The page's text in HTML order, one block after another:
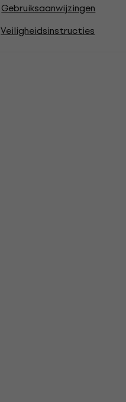
Gebruiksaanwijzingen
Veiligheidsinstructies